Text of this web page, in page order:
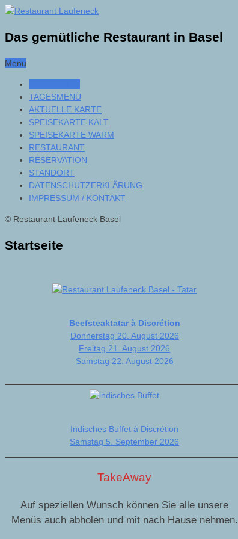
Das gemütliche Restaurant in Basel
Menu
TAGESMENÜ
AKTUELLE KARTE
SPEISEKARTE KALT
SPEISEKARTE WARM
RESTAURANT
RESERVATION
STANDORT
DATENSCHUTZERKLÄRUNG
IMPRESSUM / KONTAKT
© Restaurant Laufeneck Basel
Startseite
Beefsteaktatar à Discrétion
Donnerstag 20. August 2026
Freitag 21. August 2026
Samstag 22. August 2026
Indisches Buffet à Discrétion
Samstag 5. September 2026
TakeAway
Auf speziellen Wunsch können Sie alle unsere
Menüs auch abholen und mit nach Hause nehmen.